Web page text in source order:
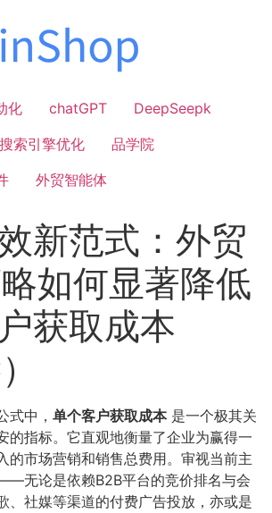
化
chatGPT
DeepSeepk
索引擎优化
品学院
外贸智能体
新范式：外贸
如何显著降低
获取成本
式中，​ 单个客户获取成本是一个极其关
的指标。它直观地衡量了企业为赢得一
的市场营销和销售总费用。审视当前主
无论是依赖B2B平台的竞价排名与会
、社媒等渠道的付费广告投放，亦或是